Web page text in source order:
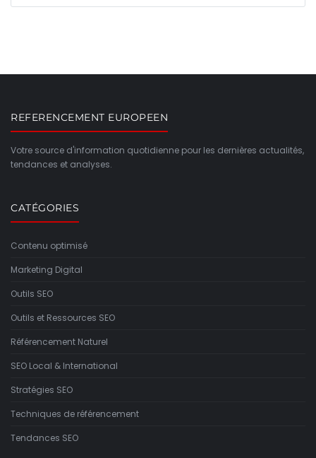
REFERENCEMENT EUROPEEN
Votre source d'information quotidienne pour les dernières actualités,
tendances et analyses.
CATÉGORIES
Contenu optimisé
Marketing Digital
Outils SEO
Outils et Ressources SEO
Référencement Naturel
SEO Local & International
Stratégies SEO
Techniques de référencement
Tendances SEO